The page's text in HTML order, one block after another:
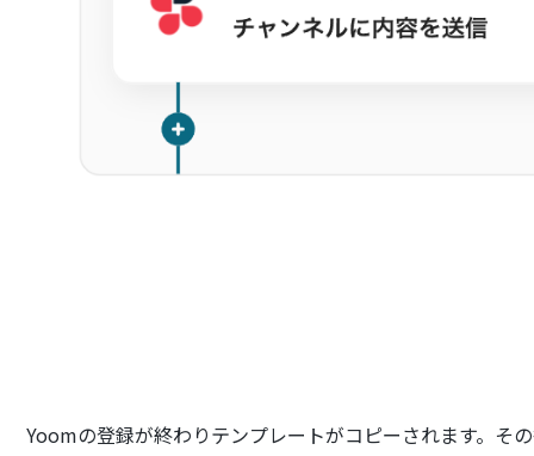
Yoomの登録が終わりテンプレートがコピーされます。そ